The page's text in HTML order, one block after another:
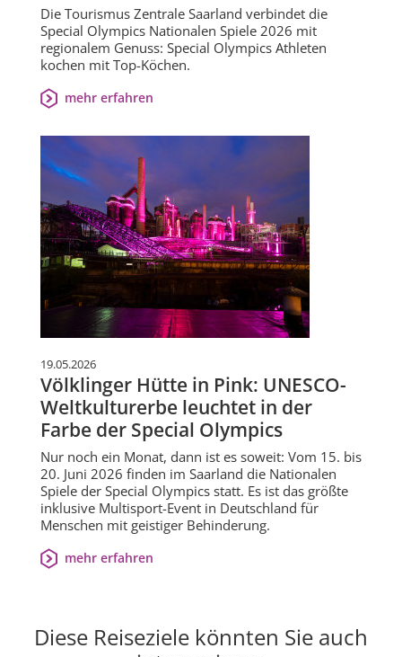
Die Tourismus Zentrale Saarland verbindet die
Special Olympics Nationalen Spiele 2026 mit
regionalem Genuss: Special Olympics Athleten
kochen mit Top-Köchen.
mehr erfahren
19.05.2026
Völklinger Hütte in Pink: UNESCO-
Weltkulturerbe leuchtet in der
Farbe der Special Olympics
Nur noch ein Monat, dann ist es soweit: Vom 15. bis
20. Juni 2026 finden im Saarland die Nationalen
Spiele der Special Olympics statt. Es ist das größte
inklusive Multisport-Event in Deutschland für
Menschen mit geistiger Behinderung.
mehr erfahren
Diese Reiseziele könnten Sie auch